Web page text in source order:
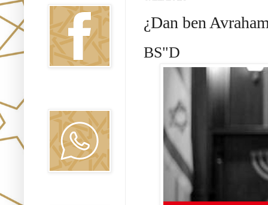
¿Dan ben
BS"D